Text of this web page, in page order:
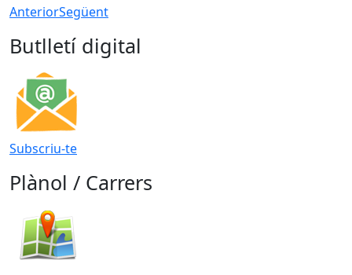
AnteriorSegüent
Butlletí digital
Subscriu-te
Plànol / Carrers